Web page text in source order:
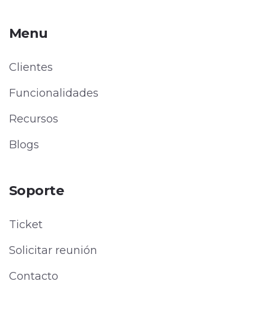
Menu
Clientes
Funcionalidades
Recursos
Blogs
Soporte
Ticket
Solicitar reunión
Contacto